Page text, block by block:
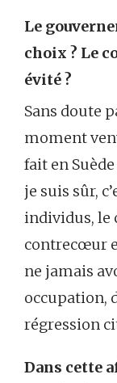
Le
choix ? Le
évité ?
Sans doute
moment
fait en
je suis sûr,
individus, le
contrecœur
ne jamais
occupation,
régression
Dans cette